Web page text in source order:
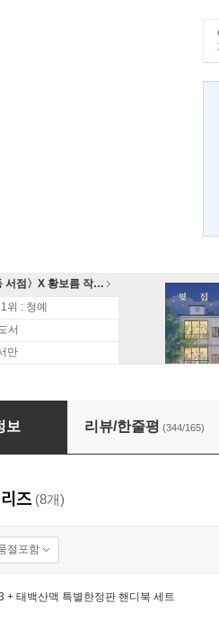
뮤지컬 〈휴남동 서점〉X 황보름 작가 북토크
위 : 청예
서
만
보 리뷰/한줄평 (344/165)
즈 (8개)
절포함
+ 태백산맥 특별한정판 핸디북 세트